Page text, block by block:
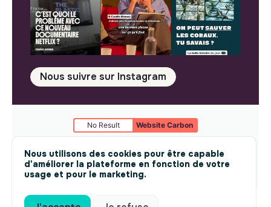
Nous utilisons des cookies pour être capable
d'améliorer la plateforme en fonction de votre
usage et pour le marketing.
Nous suivre sur Instagram
No Result Website Carbon
Mentions légales© makesense 2024 -cookies